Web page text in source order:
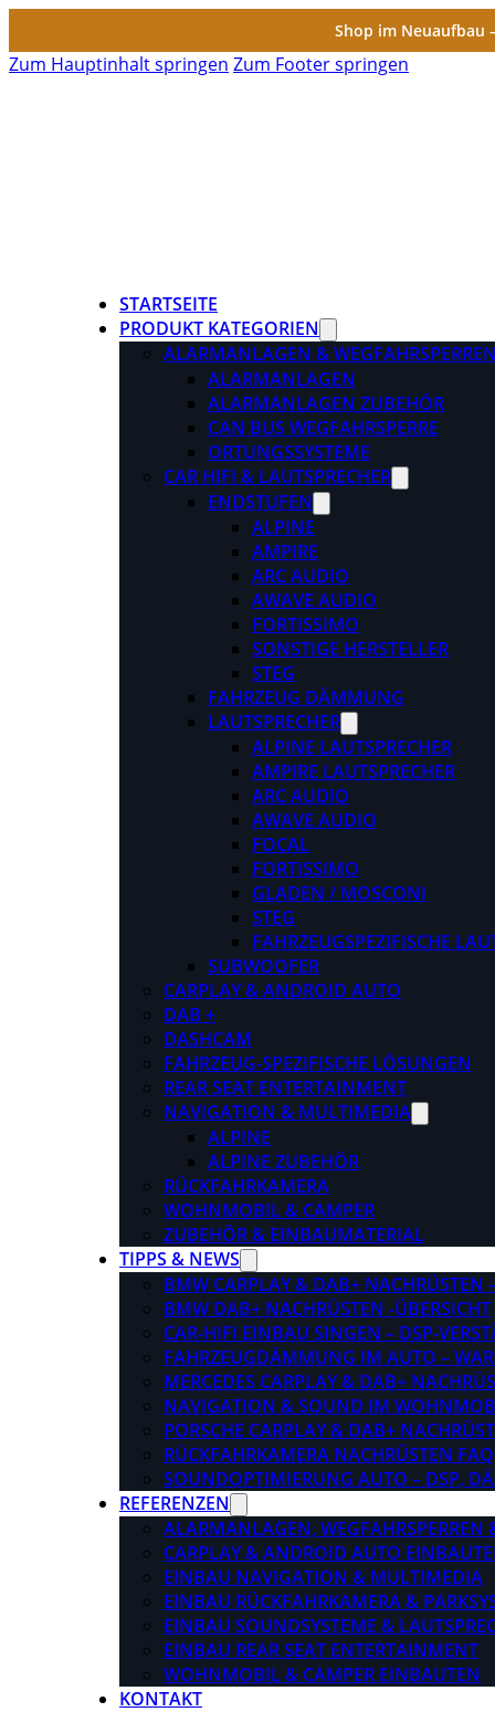
Shop im Neuaufbau
Zum Hauptinhalt springen Zum Footer springen
STARTSEITE
PRODUKT KATEGORIEN
ALARMANLAGEN & WEGFAHRSPERREN
ALARMANLAGEN
ALARMANLAGEN ZUBEHÖR
CAN BUS WEGFAHRSPERRE
ORTUNGSSYSTEME
CAR HIFI & LAUTSPRECHER
ENDSTUFEN
ALPINE
AMPIRE
ARC AUDIO
AWAVE AUDIO
FORTISSIMO
SONSTIGE HERSTELLER
STEG
FAHRZEUG DÄMMUNG
LAUTSPRECHER
ALPINE LAUTSPRECHER
AMPIRE LAUTSPRECHER
ARC AUDIO
AWAVE AUDIO
FOCAL
FORTISSIMO
GLADEN / MOSCONI
STEG
FAHRZEUGSPEZIFISCHE
SUBWOOFER
CARPLAY & ANDROID AUTO
DAB +
DASHCAM
FAHRZEUG-SPEZIFISCHE LÖSUNGEN
REAR SEAT ENTERTAINMENT
NAVIGATION & MULTIMEDIA
ALPINE
ALPINE ZUBEHÖR
RÜCKFAHRKAMERA
WOHNMOBIL & CAMPER
ZUBEHÖR & EINBAUMATERIAL
TIPPS & NEWS
BMW CARPLAY & DAB+ NACHRÜSTEN
BMW DAB+ NACHRÜSTEN -ÜBERSICHT
CAR-HIFI EINBAU SINGEN – DSP-
FAHRZEUGDÄMMUNG IM AUTO –
MERCEDES CARPLAY & DAB+
NAVIGATION & SOUND IM
PORSCHE CARPLAY & DAB+
RÜCKFAHRKAMERA NACHRÜSTEN FAQ
SOUNDOPTIMIERUNG AUTO – DSP,
REFERENZEN
ALARMANLAGEN, WEGFAHRSPERREN
CARPLAY & ANDROID AUTO
EINBAU NAVIGATION & MULTIMEDIA
EINBAU RÜCKFAHRKAMERA &
EINBAU SOUNDSYSTEME &
EINBAU REAR SEAT ENTERTAINMENT
WOHNMOBIL & CAMPER EINBAUTEN
KONTAKT